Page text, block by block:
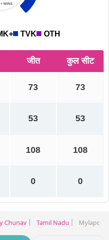
Chunav Tamil Nadu Mylapore